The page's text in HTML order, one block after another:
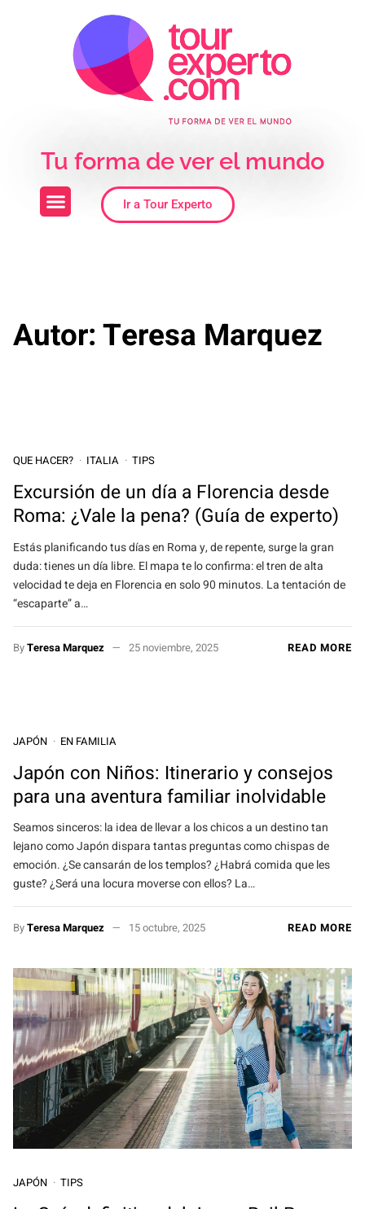
Tu forma de ver el mundo
Ir a Tour Experto
Autor:Teresa Marquez
QUE HACER? ITALIA TIPS
Excursión de un día a Florencia desde
Roma: ¿Vale la pena? (Guía de experto)
Estás planificando tus días en Roma y, de repente, surge la gran
duda: tienes un día libre. El mapa te lo confirma: el tren de alta
velocidad te deja en Florencia en solo 90 minutos. La tentación de
“escaparte” a…
ByTeresa Marquez 25 noviembre, 2025 READ MORE
JAPÓN EN FAMILIA
Japón con Niños: Itinerario y consejos
para una aventura familiar inolvidable
Seamos sinceros: la idea de llevar a los chicos a un destino tan
lejano como Japón dispara tantas preguntas como chispas de
emoción. ¿Se cansarán de los templos? ¿Habrá comida que les
guste? ¿Será una locura moverse con ellos? La…
ByTeresa Marquez 15 octubre, 2025 READ MORE
JAPÓN TIPS